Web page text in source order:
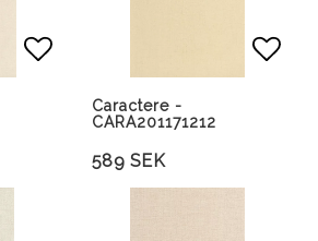
Lägg till i favoritlistan
Caractere -
CARA201171212
589 SEK